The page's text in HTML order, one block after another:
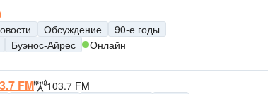
Обсуждение
90-е годы
Буэнос-Айрес Онлайн
FM
103.7 FM